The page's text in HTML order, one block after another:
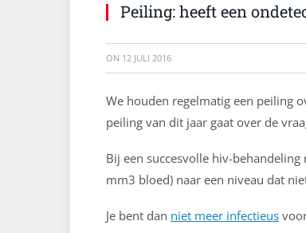
Peiling: heeft een
ON 12 JULI 2016
We houden regelmatig een peiling
peiling van dit jaar gaat over de
Bij een succesvolle hiv-
mm3 bloed) naar een niveau dat
Je bent dan niet meer infectieus